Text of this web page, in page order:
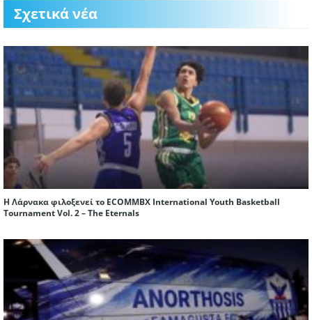
Σχετικά νέα
Η Λάρνακα φιλοξενεί το ECOMMBX International Youth Basketball
Tournament Vol. 2 – The Eternals